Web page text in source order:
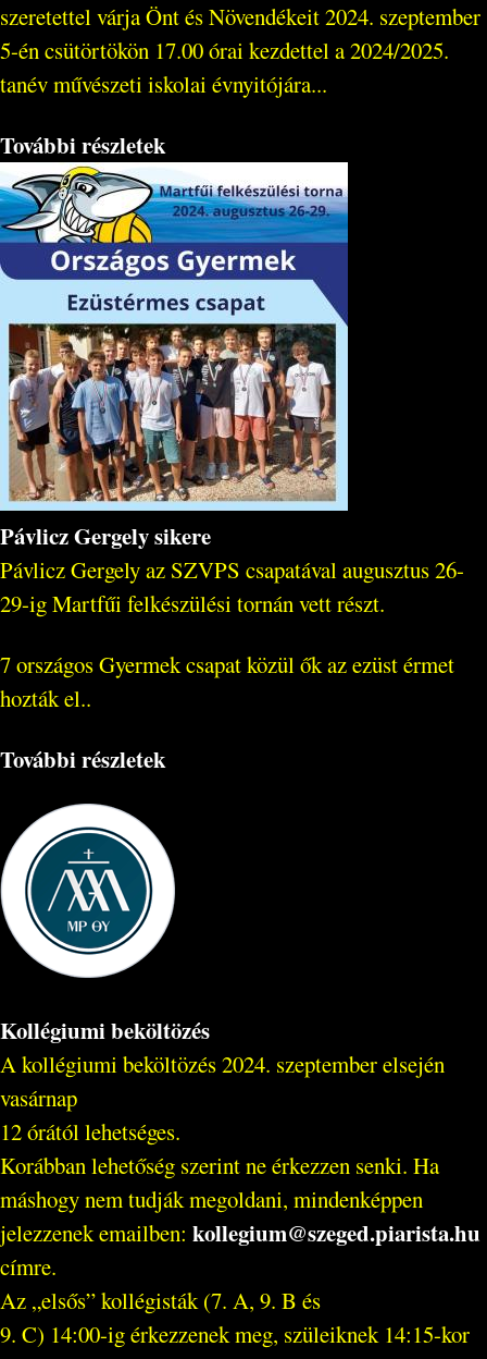
szeretettel várja Önt és Növendékeit 2024. szeptember
5-én csütörtökön 17.00 órai kezdettel a 2024/2025.
tanév művészeti iskolai évnyitójára...
További részletek
Pávlicz Gergely sikere
Pávlicz Gergely az SZVPS csapatával augusztus 26-
29-ig Martfűi felkészülési tornán vett részt.
7 országos Gyermek csapat közül ők az ezüst érmet
hozták el..
További részletek
Kollégiumi beköltözés
A kollégiumi beköltözés 2024. szeptember elsején
vasárnap
12 órától lehetséges.
Korábban lehetőség szerint ne érkezzen senki. Ha
máshogy nem tudják megoldani, mindenképpen
jelezzenek emailben: kollegium@szeged.piarista.hu
címre.
Az „elsős” kollégisták (7. A, 9. B és
9. C) 14:00-ig érkezzenek meg, szüleiknek 14:15-kor